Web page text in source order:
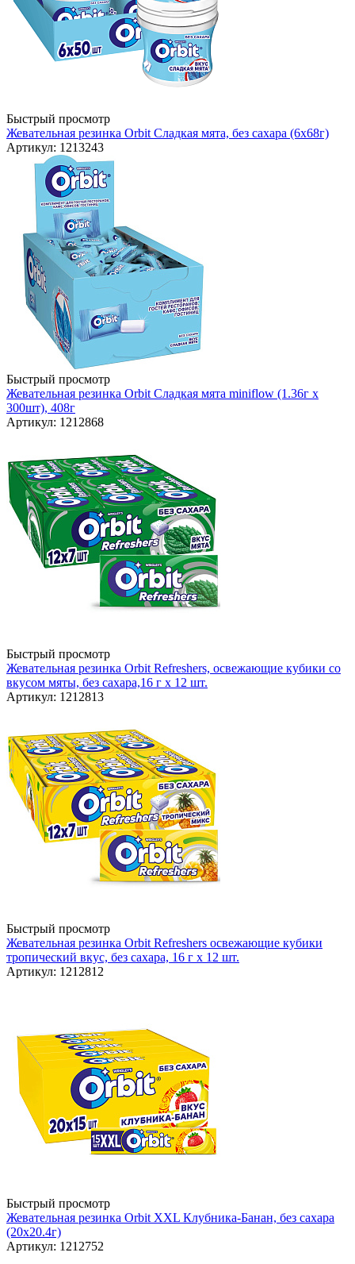
Быстрый просмотр
Жевательная резинка Orbit Сладкая мята, без сахара (6х68г)
Артикул: 1213243
Быстрый просмотр
Жевательная резинка Orbit Сладкая мята miniflow (1.36г х
300шт), 408г
Артикул: 1212868
Быстрый просмотр
Жевательная резинка Orbit Refreshers, освежающие кубики со
вкусом мяты, без сахара,16 г х 12 шт.
Артикул: 1212813
Быстрый просмотр
Жевательная резинка Orbit Refreshers освежающие кубики
тропический вкус, без сахара, 16 г х 12 шт.
Артикул: 1212812
Быстрый просмотр
Жевательная резинка Orbit XXL Клубника-Банан, без сахара
(20х20.4г)
Артикул: 1212752